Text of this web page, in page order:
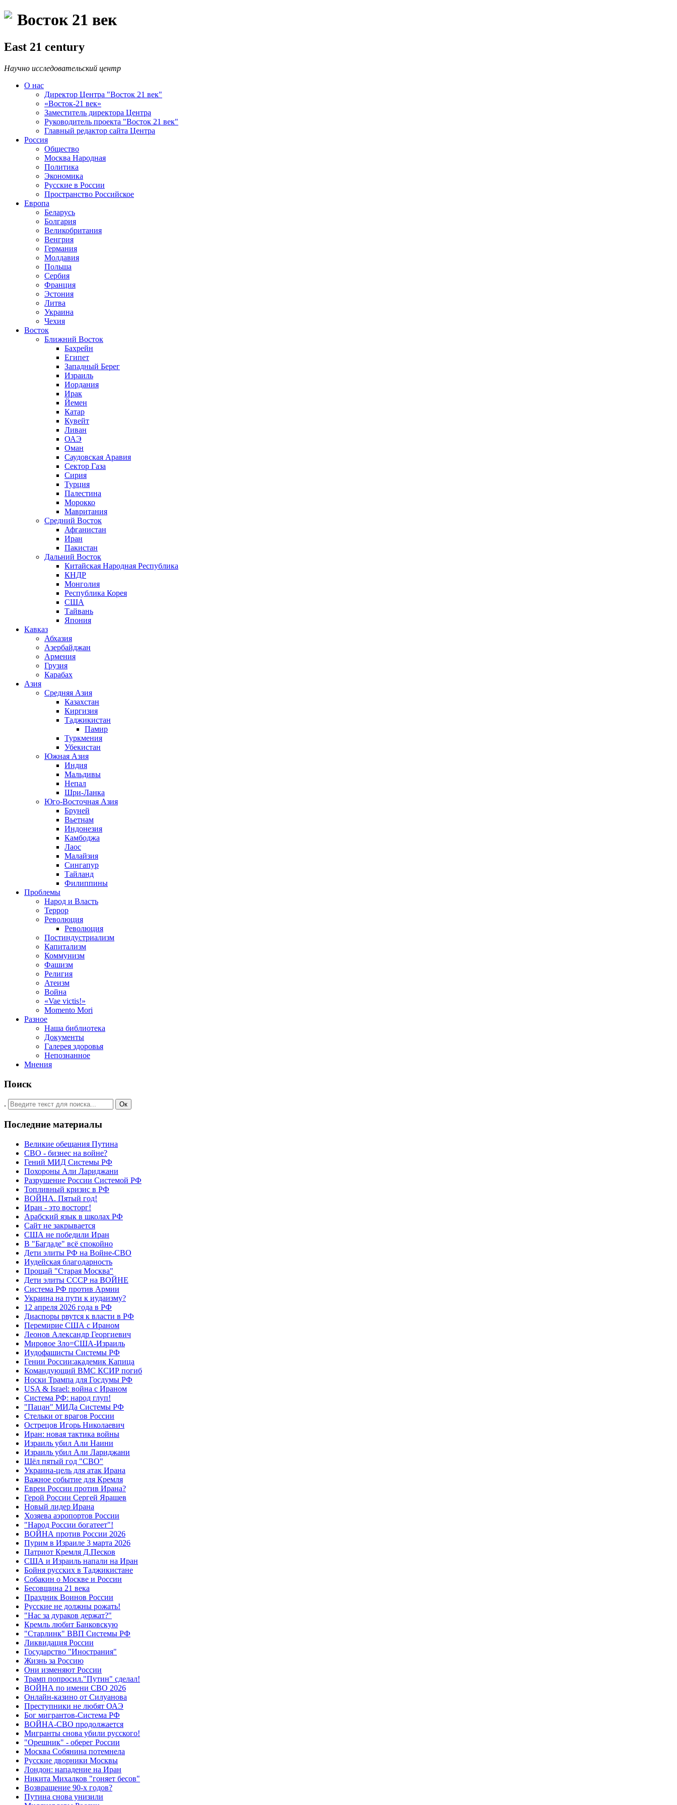
Восток 21 век
East 21 century
Научно исследовательский центр
О нас
Директор Центра "Восток 21 век"
«Восток-21 век»
Заместитель директора Центра
Руководитель проекта "Восток 21 век"
Главный редактор сайта Центра
Россия
Общество
Москва Народная
Политика
Экономика
Русские в России
Пространство Российское
Европа
Беларусь
Болгария
Великобритания
Венгрия
Германия
Молдавия
Польша
Сербия
Франция
Эстония
Литва
Украина
Чехия
Восток
Ближний Восток
Бахрейн
Египет
Западный Берег
Израиль
Иордания
Ирак
Йемен
Катар
Кувейт
Ливан
ОАЭ
Оман
Саудовская Аравия
Сектор Газа
Сирия
Турция
Палестина
Морокко
Мавритания
Средний Восток
Афганистан
Иран
Пакистан
Дальний Восток
Китайская Народная Республика
КНДР
Монголия
Республика Корея
США
Тайвань
Япония
Кавказ
Абхазия
Азербайджан
Армения
Грузия
Карабах
Азия
Средняя Азия
Казахстан
Киргизия
Таджикистан
Памир
Туркмения
Убекистан
Южная Азия
Индия
Мальдивы
Непал
Шри-Ланка
Юго-Восточная Азия
Бруней
Вьетнам
Индонезия
Камбоджа
Лаос
Малайзия
Сингапур
Тайланд
Филиппины
Проблемы
Народ и Власть
Террор
Революция
Революция
Постиндустриализм
Капитализм
Коммунизм
Фашизм
Религия
Атеизм
Война
«Vae victis!»
Momento Mori
Разное
Наша библиотека
Документы
Галерея здоровья
Непознанное
Мнения
Поиск
. Ок
Последние материалы
Великие обещания Путина
СВО - бизнес на войне?
Гений МИД Системы РФ
Похороны Али Лариджани
Разрушение России Системой РФ
Топливный кризис в РФ
ВОЙНА. Пятый год!
Иран - это восторг!
Арабский язык в школах РФ
Сайт не закрывается
США не победили Иран
В "Багдаде" всё спокойно
Дети элиты РФ на Войне-СВО
Иудейская благодарность
Прощай "Старая Москва"
Дети элиты СССР на ВОЙНЕ
Система РФ против Армии
Украина на пути к иудаизму?
12 апреля 2026 года в РФ
Диаспоры рвутся к власти в РФ
Перемирие США с Ираном
Леонов Александр Георгиевич
Мировое Зло=США-Израиль
Иудофашисты Системы РФ
Гении России:академик Капица
Командующий ВМС КСИР погиб
Носки Трампа для Госдумы РФ
USA & Israel: война с Ираном
Система РФ: народ глуп!
"Пацан" МИДа Системы РФ
Стельки от врагов России
Острецов Игорь Николаевич
Иран: новая тактика войны
Израиль убил Али Наини
Израиль убил Али Лариджани
Шёл пятый год "СВО"
Украина-цель для атак Ирана
Важное событие для Кремля
Евреи России против Ирана?
Герой России Сергей Ярашев
Новый лидер Ирана
Хозяева аэропортов России
"Народ России богатеет"!
ВОЙНА против России 2026
Пурим в Израиле 3 марта 2026
Патриот Кремля Д.Песков
США и Израиль напали на Иран
Бойня русских в Таджикистане
Собакин о Москве и России
Бесовщина 21 века
Праздник Воинов России
Русские не должны рожать!
"Нас за дураков держат?"
Кремль любит Банковскую
"Старлинк" ВВП Системы РФ
Ликвидация России
Государство "Инострания"
Жизнь за Россию
Они изменяют России
Трамп попросил."Путин" сделал!
ВОЙНА по имени СВО 2026
Онлайн-казино от Силуанова
Преступники не любят ОАЭ
Бог мигрантов-Система РФ
ВОЙНА-СВО продолжается
Мигранты снова убили русского!
"Орешник" - оберег России
Москва Собянина потемнела
Русские дворники Москвы
Лондон: нападение на Иран
Никита Михалков "гоняет бесов"
Возвращение 90-х годов?
Путина снова унизили